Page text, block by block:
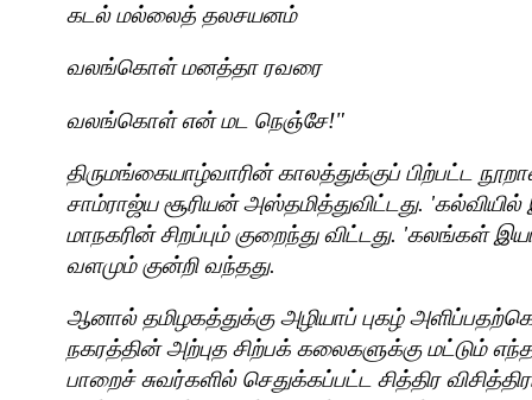
கடல் மல்லைத் தலசயனம்
வலங்கொள் மனத்தா ரவரை
வலங்கொள் என் மட நெஞ்சே!"
திருமங்கையாழ்வாரின் காலத்துக்குப் பிற்பட்ட
சாம்ராஜ்ய சூரியன் அஸ்தமித்துவிட்டது. '
மாநகரின் சிறப்பும் குறைந்து விட்டது. 'கலங்கள்
வளமும் குன்றி வந்தது.
ஆனால் தமிழகத்துக்கு அழியாப் புகழ்
நகரத்தின் அற்புத சிற்பக் கலைகளுக்கு மட்டும்
பாறைச் சுவர்களில் செதுக்கப்பட்ட சித்திர